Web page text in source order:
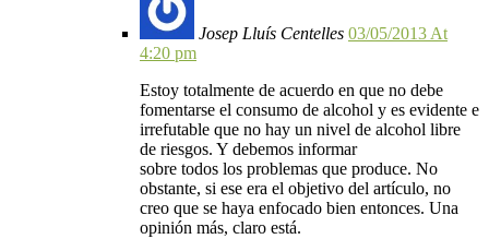
Josep Lluís Centelles 03/05/2013 At
4:20 pm
Estoy totalmente de acuerdo en que no debe
fomentarse el consumo de alcohol y es evidente e
irrefutable que no hay un nivel de alcohol libre
de riesgos. Y debemos informar
sobre todos los problemas que produce. No
obstante, si ese era el objetivo del artículo, no
creo que se haya enfocado bien entonces. Una
opinión más, claro está.